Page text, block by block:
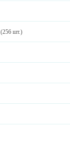
(256 шт.)